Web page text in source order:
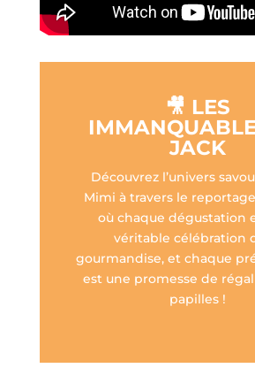
🎥 LES
JACK
Découvrez l’univers
Mimi à travers le
où chaque dégustation
véritable célébration
gourmandise, et chaque
est une promesse de
papilles !